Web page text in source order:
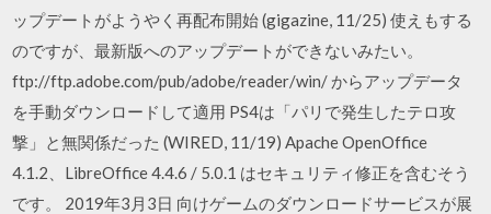
ップデートがようやく再配布開始 (gigazine, 11/25) 使えもする
のですが、最新版へのアップデートができないみたい。
ftp://ftp.adobe.com/pub/adobe/reader/win/ からアップデータ
を手動ダウンロードして適用 PS4は「パリで発生したテロ攻
撃」と無関係だった (WIRED, 11/19) Apache OpenOffice
4.1.2、LibreOffice 4.4.6 / 5.0.1 はセキュリティ修正を含むそう
です。 2019年3月3日 向けゲームのダウンロードサービスが展